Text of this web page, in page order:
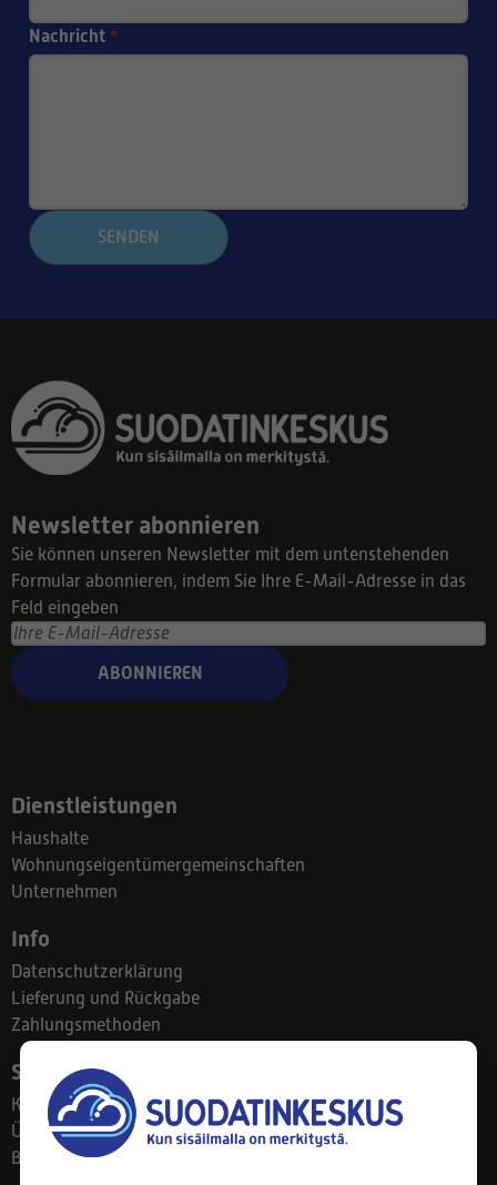
Nachricht *
SENDEN
Newsletter abonnieren
Sie können unseren Newsletter mit dem untenstehenden
Formular abonnieren, indem Sie Ihre E-Mail-Adresse in das
Feld eingeben
ABONNIEREN
Dienstleistungen
Haushalte
Wohnungseigentümergemeinschaften
Unternehmen
Info
Datenschutzerklärung
Lieferung und Rückgabe
Zahlungsmethoden
Suodatinkeskus
Kontakt
Über uns
Blog